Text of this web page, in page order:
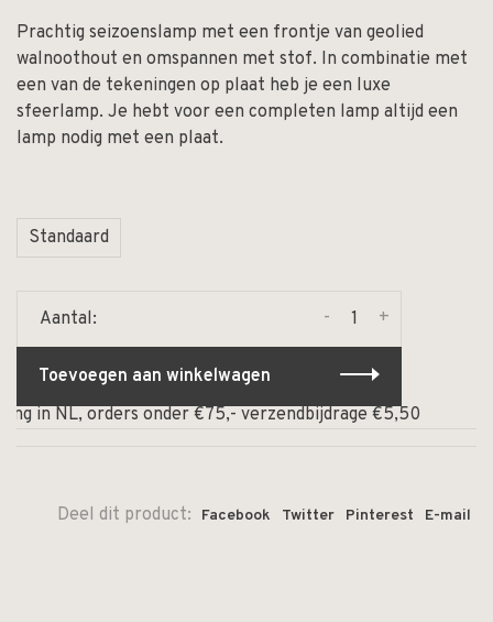
Prachtig seizoenslamp met een frontje van geolied
walnoothout en omspannen met stof. In combinatie met
een van de tekeningen op plaat heb je een luxe
sfeerlamp. Je hebt voor een completen lamp altijd een
lamp nodig met een plaat.
Standaard
Aantal: +
-
Toevoegen aan winkelwagen
NL, orders onder €75,- verzendbijdrage €5,50
Deel dit product: Facebook Twitter Pinterest E-mail